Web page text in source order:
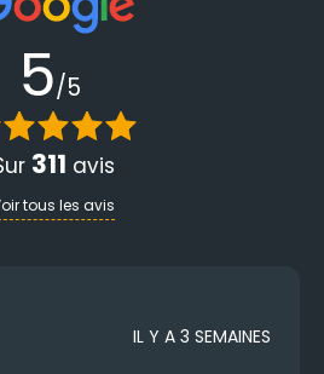
5/5
311 avis
tous les avis
IL Y A 3 SEMAINES